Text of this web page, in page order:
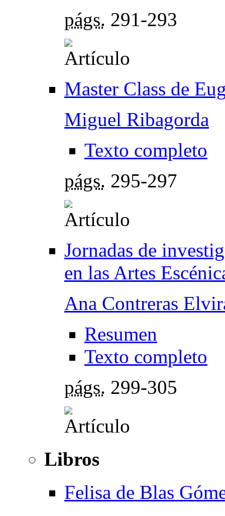
págs. 291-293
Master Class de
Miguel Ribagorda
Texto completo
págs. 295-297
Jornadas de
en las Artes
Ana Contreras
Resumen
Texto completo
págs. 299-305
Libros
Felisa de Blas